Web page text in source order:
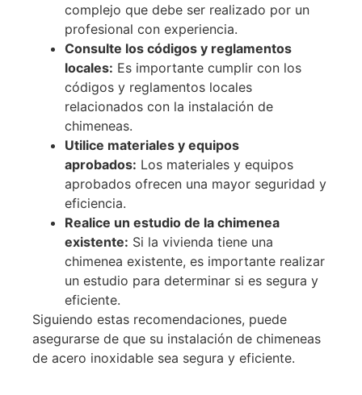
complejo que debe ser realizado por un
profesional con experiencia.
Consulte los códigos y reglamentos
locales: Es importante cumplir con los
códigos y reglamentos locales
relacionados con la instalación de
chimeneas.
Utilice materiales y equipos
aprobados: Los materiales y equipos
aprobados ofrecen una mayor seguridad y
eficiencia.
Realice un estudio de la chimenea
existente: Si la vivienda tiene una
chimenea existente, es importante realizar
un estudio para determinar si es segura y
eficiente.
Siguiendo estas recomendaciones, puede
asegurarse de que su instalación de chimeneas
de acero inoxidable sea segura y eficiente.